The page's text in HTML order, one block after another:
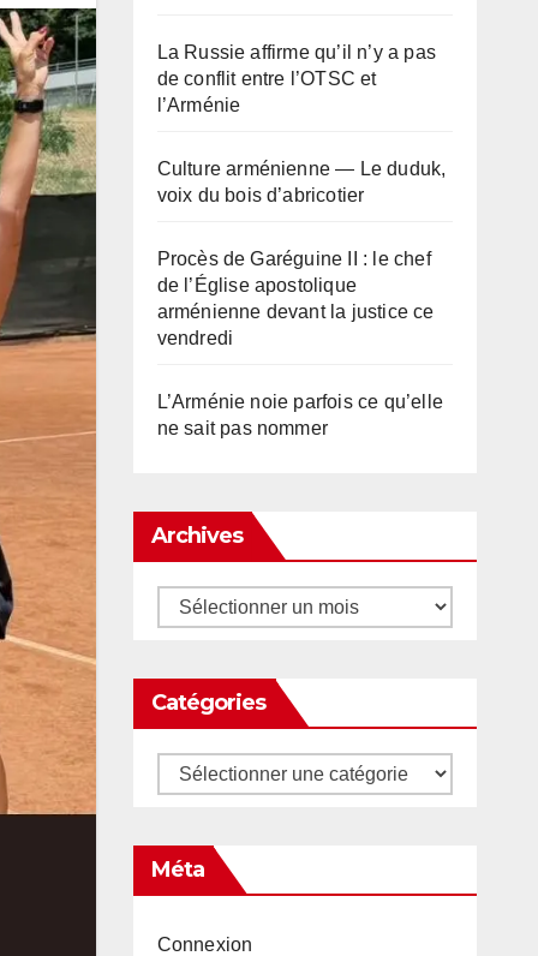
La Russie affirme qu’il n’y a pas
de conflit entre l’OTSC et
l’Arménie
Culture arménienne — Le duduk,
voix du bois d’abricotier
Procès de Garéguine II : le chef
de l’Église apostolique
arménienne devant la justice ce
vendredi
L’Arménie noie parfois ce qu’elle
ne sait pas nommer
Archives
Archives
Catégories
Catégories
Méta
Connexion